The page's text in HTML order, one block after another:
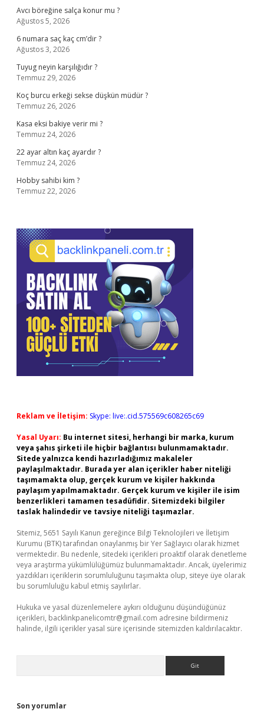
Avcı böreğine salça konur mu ?
Ağustos 5, 2026
6 numara saç kaç cm’dir ?
Ağustos 3, 2026
Tuyug neyin karşılığıdır ?
Temmuz 29, 2026
Koç burcu erkeği sekse düşkün müdür ?
Temmuz 26, 2026
Kasa eksi bakiye verir mi ?
Temmuz 24, 2026
22 ayar altın kaç ayardır ?
Temmuz 24, 2026
Hobby sahibi kim ?
Temmuz 22, 2026
Reklam ve İletişim: Skype: live:.cid.575569c608265c69
Yasal Uyarı: Bu internet sitesi, herhangi bir marka, kurum
veya şahıs şirketi ile hiçbir bağlantısı bulunmamaktadır.
Sitede yalnızca kendi hazırladığımız makaleler
paylaşılmaktadır. Burada yer alan içerikler haber niteliği
taşımamakta olup, gerçek kurum ve kişiler hakkında
paylaşım yapılmamaktadır. Gerçek kurum ve kişiler ile isim
benzerlikleri tamamen tesadüfidir. Sitemizdeki bilgiler
taslak halindedir ve tavsiye niteliği taşımazlar.
Sitemiz, 5651 Sayılı Kanun gereğince Bilgi Teknolojileri ve İletişim
Kurumu (BTK) tarafından onaylanmış bir Yer Sağlayıcı olarak hizmet
vermektedir. Bu nedenle, sitedeki içerikleri proaktif olarak denetleme
veya araştırma yükümlülüğümüz bulunmamaktadır. Ancak, üyelerimiz
yazdıkları içeriklerin sorumluluğunu taşımakta olup, siteye üye olarak
bu sorumluluğu kabul etmiş sayılırlar.
Hukuka ve yasal düzenlemelere aykırı olduğunu düşündüğünüz
içerikleri, backlinkpanelicomtr@gmail.com adresine bildirmeniz
halinde, ilgili içerikler yasal süre içerisinde sitemizden kaldırılacaktır.
Son yorumlar